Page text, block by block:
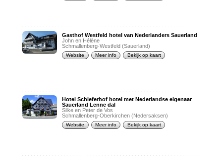
Gasthof Westfeld hotel van Nederlanders Sauerland
John en Hélène
Schmallenberg-Westfeld (Sauerland)
Website Meer info Bekijk op kaart
Hotel Schieferhof hotel met Nederlandse eigenaar
Sauerland Lenne dal
Silke en Peter de Vos
Schmallenberg-Oberkirchen (Nedersaksen)
Website Meer info Bekijk op kaart